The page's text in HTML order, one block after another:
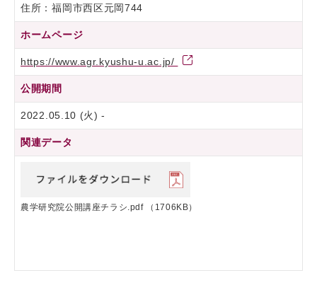
住所：福岡市西区元岡744
ホームページ
https://www.agr.kyushu-u.ac.jp/
公開期間
2022.05.10 (火) -
関連データ
農学研究院公開講座チラシ.pdf （1706KB）